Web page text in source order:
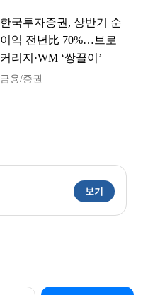
한국투자증권, 상반기 순
이익 전년比 70%…브로
커리지·WM ‘쌍끌이’
금융/증권
보기